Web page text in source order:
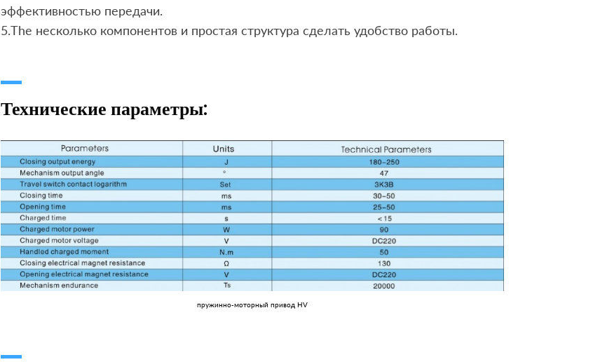
эффективностью передачи.
5.The несколько компонентов и простая структура сделать удобство работы.
Технические параметры:
пружинно-моторный привод HV